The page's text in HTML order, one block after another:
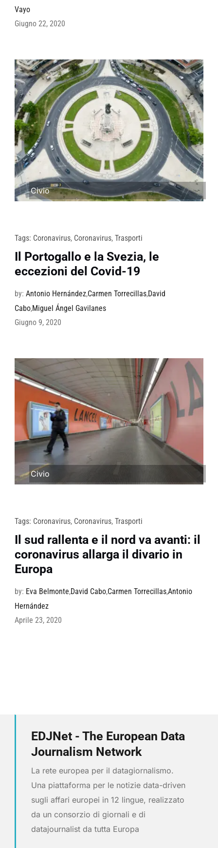
Vayo
Giugno 22, 2020
Civio
Tags: Coronavirus, Coronavirus, Trasporti
Il Portogallo e la Svezia, le
eccezioni del Covid-19
by: Antonio Hernández,Carmen Torrecillas,David
Cabo,Miguel Ángel Gavilanes
Giugno 9, 2020
Civio
Tags: Coronavirus, Coronavirus, Trasporti
Il sud rallenta e il nord va avanti: il
coronavirus allarga il divario in
Europa
by: Eva Belmonte,David Cabo,Carmen Torrecillas,Antonio
Hernández
Aprile 23, 2020
EDJNet - The European Data
Journalism Network
La rete europea per il datagiornalismo.
Una piattaforma per le notizie data-driven
sugli affari europei in 12 lingue, realizzato
da un consorzio di giornali e di
datajournalist da tutta Europa